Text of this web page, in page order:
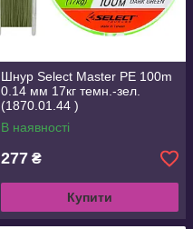
Шнур Select Master PE 100m
0.14 мм 17кг темн.-зел.
(1870.01.44 )
В наявності
277 ₴
Купити